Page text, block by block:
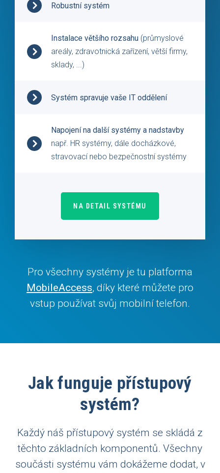
Robustní systém
Instalace většího rozsahu(průmyslové
areály, zdravotnická zařízení, větší firmy,
sklady, ...)
Systém spravuje vaše IT oddělení
Napojení na další systémy a nadstavby
např. HR systémy, dále docházkové,
stravovací nebo bezpečnostní systémy
NA DETAIL SYSTÉMU
Pro všechny systémy je tu platforma
MobileAccess, díky které můžete pro
vstup používat svůj mobilní telefon.
Jak funguje přístupový
systém?
Každý náš přístupový systém se skládá z
těchto základních komponentů. Všechny
součásti systému vám dokážeme dodat, v